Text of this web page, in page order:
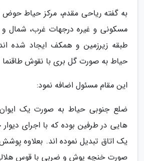
به گفته ریاحی مقدم، مرکز حیاط
مسکونی و غیره درجهات غرب، شمال
طبقه زیرزمین و همکف ایجاد شده
حیاط به صورت گل بری با نقوش
این مقام مسئول اضافه نمود:
ضلع جنوبی حیاط به صورت یک ایوان
هایی در طرفین بوده که با اجرای دیوار
یک اتاق تبدیل نموده اند. بعلاوه
صورت خنچه پوش و ضربی با قوس